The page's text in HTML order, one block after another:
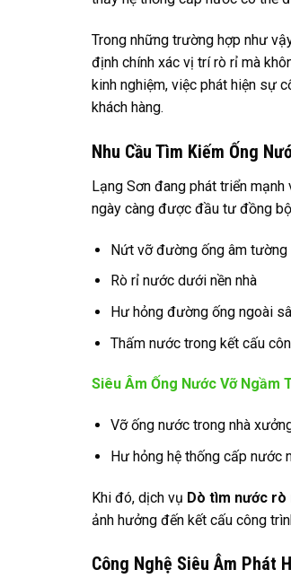
Trong những trường hợp như
định chính xác vị trí rò rỉ mà
kinh nghiệm, việc phát hiện sự
khách hàng.
Nhu Cầu Tìm Kiếm Ống
Lạng Sơn đang phát triển
ngày càng được đầu tư đồng
Nứt vỡ đường ống âm tường
Rò rỉ nước dưới nền nhà
Hư hỏng đường ống ngoài
Thấm nước trong kết cấu
Siêu Âm Ống Nước Vỡ Ngầm
Vỡ ống nước trong nhà
Hư hỏng hệ thống cấp nước
Khi đó, dịch vụ Dò tìm nước rò
ảnh hưởng đến kết cấu công
Công Nghệ Siêu Âm Phát